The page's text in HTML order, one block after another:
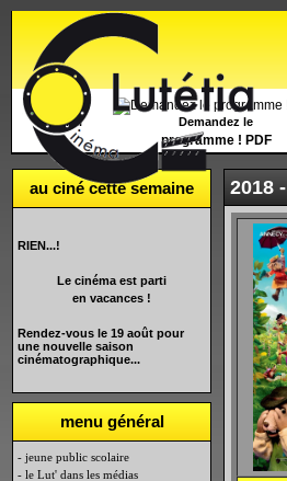
Accueil Demandez le
programme ! PDF
au ciné cette semaine
RIEN...!
Le cinéma est parti
en vacances !
Rendez-vous le 19 août pour
une nouvelle saison
cinématographique...
menu général
- jeune public scolaire
- le Lut' dans les médias
2018 -